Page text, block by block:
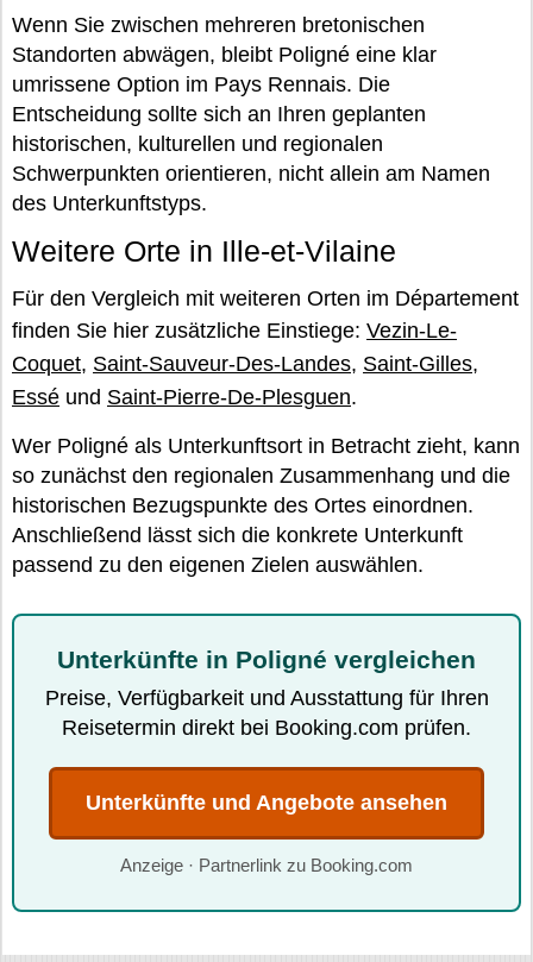
Wenn Sie zwischen mehreren bretonischen
Standorten abwägen, bleibt Poligné eine klar
umrissene Option im Pays Rennais. Die
Entscheidung sollte sich an Ihren geplanten
historischen, kulturellen und regionalen
Schwerpunkten orientieren, nicht allein am Namen
des Unterkunftstyps.
Weitere Orte in Ille-et-Vilaine
Für den Vergleich mit weiteren Orten im Département
finden Sie hier zusätzliche Einstiege: Vezin-Le-
Coquet, Saint-Sauveur-Des-Landes, Saint-Gilles,
Essé und Saint-Pierre-De-Plesguen.
Wer Poligné als Unterkunftsort in Betracht zieht, kann
so zunächst den regionalen Zusammenhang und die
historischen Bezugspunkte des Ortes einordnen.
Anschließend lässt sich die konkrete Unterkunft
passend zu den eigenen Zielen auswählen.
Unterkünfte in Poligné vergleichen
Preise, Verfügbarkeit und Ausstattung für Ihren
Reisetermin direkt bei Booking.com prüfen.
Unterkünfte und Angebote ansehen
Anzeige · Partnerlink zu Booking.com